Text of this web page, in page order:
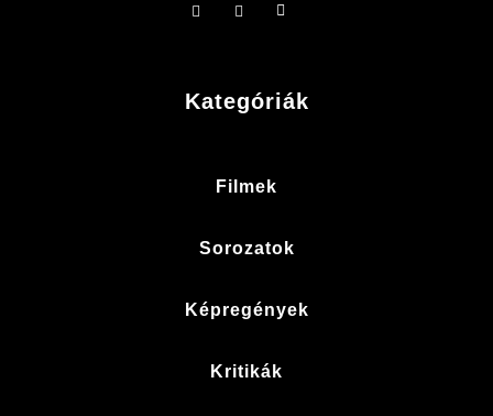
Kategóriák
Filmek
Sorozatok
Képregények
Kritikák